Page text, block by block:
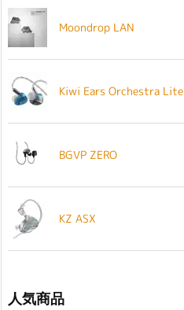
Moondrop LAN
Kiwi Ears Orchestra Lite
BGVP ZERO
KZ ASX
人気商品